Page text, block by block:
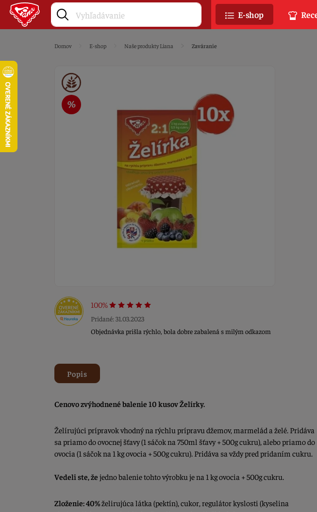
Domov E-shop Naše produkty Liana Zaváranie
100%
Pridané: 31.03.2023
Objednávka prišla rýchlo, bola dobre zabalená s milým odkazom
Popis
Cenovo zvýhodnené balenie 10 kusov Želírky.
Želírujúci prípravok vhodný na rýchlu prípravu džemov, marmelád a želé. Pridáva
sa priamo do ovocnej šťavy (1 sáčok na 750ml šťavy + 500g cukru), alebo priamo do
ovocia (1 sáčok na 1 kg ovocia + 500g cukru). Pridáva sa vždy pred pridaním cukru.
Vedeli ste, že jedno balenie tohto výrobku je na 1 kg ovocia + 500g cukru.
Zloženie:40%želirujúca látka (pektín), cukor, regulátor kyslosti (kyselina
E-shop